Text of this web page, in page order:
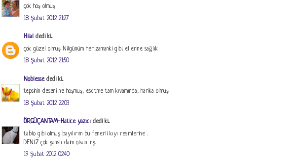
çok hoş olmuş
18 Şubat 2012 21:27
Hilal dedi ki...
çok güzel olmuş Nilgünüm her zamanki gibi. ellerine sağlık
18 Şubat 2012 21:50
Noblessededi ki...
tepsinin deseni ne hoşmuş, eskitme tam kıvamında, harika olmuş.
18 Şubat 2012 22:03
ÖRGÜÇANTAM-Hatice yazıcı dedi ki...
tablo gibi olmuş bayılırım bu fenerli kıyı resimlerine .
DENİZ çok şanslı daim olsun inş.
19 Şubat 2012 02:40